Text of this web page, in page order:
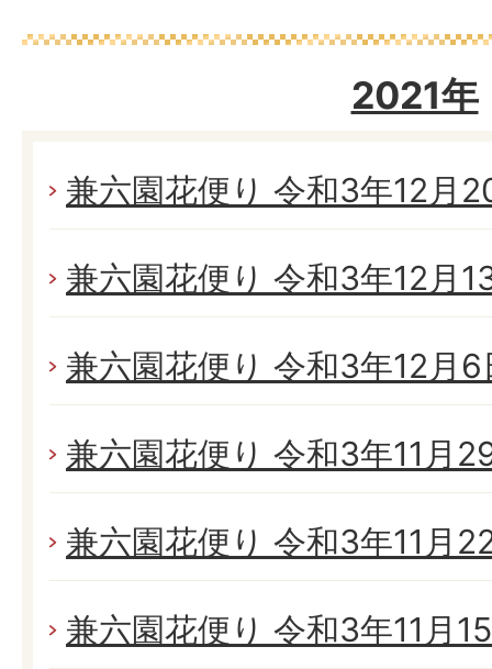
2021年
兼六園花便り 令和3年12月
兼六園花便り 令和3年12月
兼六園花便り 令和3年12月
兼六園花便り 令和3年11月
兼六園花便り 令和3年11月
兼六園花便り 令和3年11月